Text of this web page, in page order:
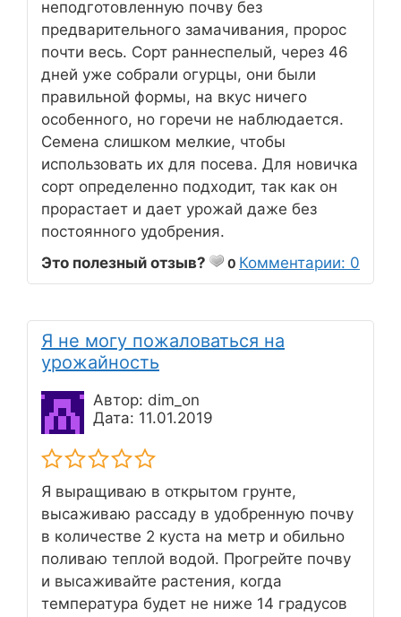
неподготовленную почву без
предварительного замачивания, пророс
почти весь. Сорт раннеспелый, через 46
дней уже собрали огурцы, они были
правильной формы, на вкус ничего
особенного, но горечи не наблюдается.
Семена слишком мелкие, чтобы
использовать их для посева. Для новичка
сорт определенно подходит, так как он
прорастает и дает урожай даже без
постоянного удобрения.
Это полезный отзыв?
0 Комментарии: 0
Я не могу пожаловаться на
урожайность
Автор: dim_on
Дата: 11.01.2019
Я выращиваю в открытом грунте,
высаживаю рассаду в удобренную почву
в количестве 2 куста на метр и обильно
поливаю теплой водой. Прогрейте почву
и высаживайте растения, когда
температура будет не ниже 14 градусов